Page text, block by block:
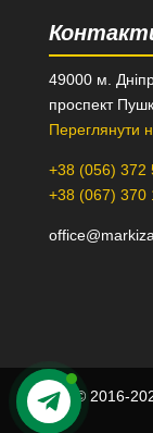
49000 м.
проспект
Переглянути
+38 (056) 372
+38 (067) 370
© 2016-